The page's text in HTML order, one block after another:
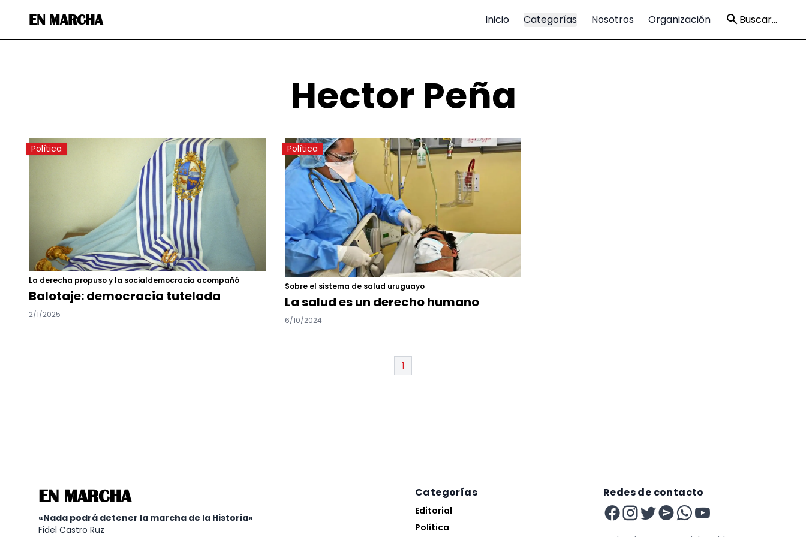
EN MARCHA Inicio Categorías Nosotros Organización Buscar...
Hector Peña
Política
La derecha propuso y la socialdemocracia acompañó
Balotaje: democracia tutelada
2/1/2025
Política
Sobre el sistema de salud uruguayo
La salud es un derecho humano
6/10/2024
1
EN MARCHA
«Nada podrá detener la marcha de la Historia»
Fidel Castro Ruz
Categorías
Editorial
Política
Redes de contacto